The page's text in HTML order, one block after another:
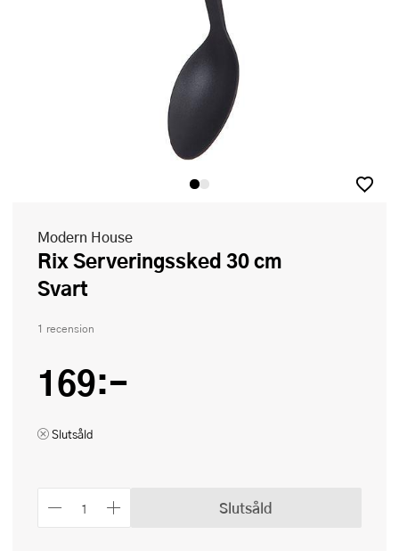
Modern House
Rix Serveringssked 30 cm
Svart
1 recension
169:-
Slutsåld
Slutsåld